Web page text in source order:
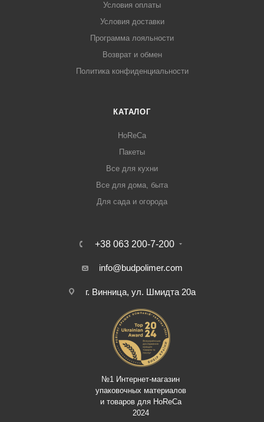
Условия оплаты
Условия доставки
Программа лояльности
Возврат и обмен
Политика конфиденциальности
КАТАЛОГ
HoReCa
Пакеты
Все для кухни
Все для дома, быта
Для сада и огорода
+38 063 200-7-200
info@budpolimer.com
г. Винница, ул. Шмидта 20а
№1 Интернет-магазин
упаковочных материалов
и товаров для HoReCa
2024